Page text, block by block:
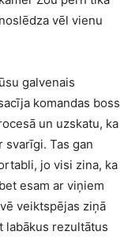
vēl vienu
galvenais
komandas boss
un uzskatu, ka
svarīgi. Tas gan
jo visi zina, ka
esam ar viņiem
veiktspējas ziņā
labākus rezultātus